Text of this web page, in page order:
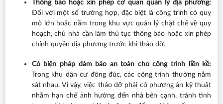
Thông báo hoặc xin phép cơ quan quản lý địa phương:
Đối với một số trường hợp, đặc biệt là công trình có quy
mô lớn hoặc nằm trong khu vực quản lý chặt chẽ về quy
hoạch, chủ nhà cần làm thủ tục thông báo hoặc xin phép
chính quyền địa phương trước khi tháo dỡ.
Có biện pháp đảm bảo an toàn cho công trình liền kề:
Trong khu dân cư đông đúc, các công trình thường nằm
sát nhau. Vì vậy, việc tháo dỡ phải có phương án kỹ thuật
nhằm hạn chế ảnh hưởng đến nhà bên cạnh, tránh tình